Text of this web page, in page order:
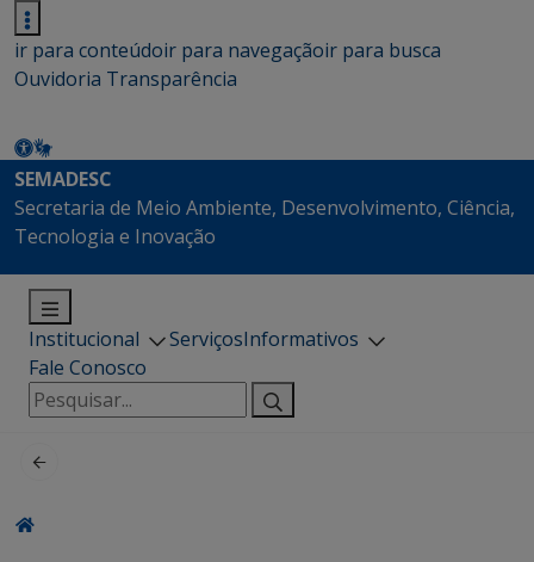
ir para conteúdoir para navegaçãoir para busca
Ouvidoria Transparência
SEMADESC
Secretaria de Meio Ambiente, Desenvolvimento, Ciência,
Tecnologia e Inovação
Institucional ServiçosInformativos
Fale Conosco
Pesquisar
por: